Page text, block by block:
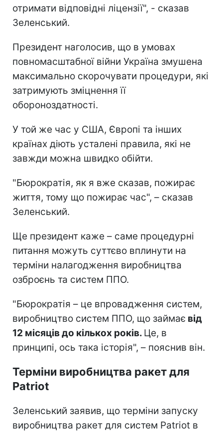
отримати відповідні ліцензії", - сказав
Зеленський.
Президент наголосив, що в умовах
повномасштабної війни Україна змушена
максимально скорочувати процедури, які
затримують зміцнення її
обороноздатності.
У той же час у США, Європі та інших
країнах діють усталені правила, які не
завжди можна швидко обійти.
"Бюрократія, як я вже сказав, пожирає
життя, тому що пожирає час", – сказав
Зеленський.
Ще президент каже – саме процедурні
питання можуть суттєво вплинути на
терміни налагодження виробництва
озброєнь та систем ППО.
"Бюрократія – це впровадження систем,
виробництво систем ППО, що займає від
12 місяців до кількох років. Це, в
принципі, ось така історія", – пояснив він.
Терміни виробництва ракет для
Patriot
Зеленський заявив, що терміни запуску
виробництва ракет для систем Patriot в